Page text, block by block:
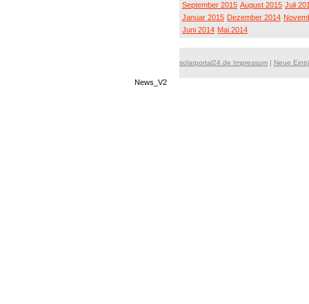
September 2015 August 2015 Juli
Januar 2015 Dezember 2014
Juni 2014 Mai 2014
solarportal24.de Impressum | Neue
News_V2